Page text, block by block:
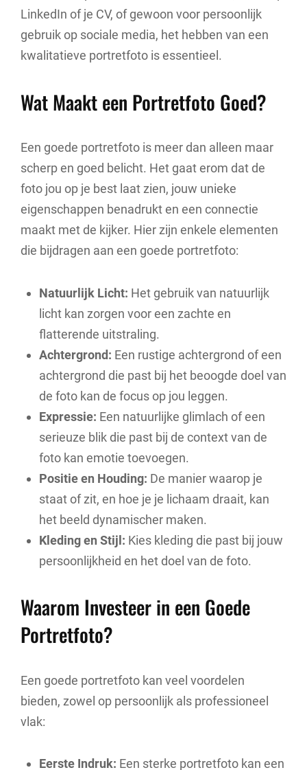
LinkedIn of je CV, of gewoon voor persoonlijk
gebruik op sociale media, het hebben van een
kwalitatieve portretfoto is essentieel.
Wat Maakt een Portretfoto Goed?
Een goede portretfoto is meer dan alleen maar
scherp en goed belicht. Het gaat erom dat de
foto jou op je best laat zien, jouw unieke
eigenschappen benadrukt en een connectie
maakt met de kijker. Hier zijn enkele elementen
die bijdragen aan een goede portretfoto:
Natuurlijk Licht: Het gebruik van natuurlijk
licht kan zorgen voor een zachte en
flatterende uitstraling.
Achtergrond: Een rustige achtergrond of een
achtergrond die past bij het beoogde doel van
de foto kan de focus op jou leggen.
Expressie: Een natuurlijke glimlach of een
serieuze blik die past bij de context van de
foto kan emotie toevoegen.
Positie en Houding: De manier waarop je
staat of zit, en hoe je je lichaam draait, kan
het beeld dynamischer maken.
Kleding en Stijl: Kies kleding die past bij jouw
persoonlijkheid en het doel van de foto.
Waarom Investeer in een Goede
Portretfoto?
Een goede portretfoto kan veel voordelen
bieden, zowel op persoonlijk als professioneel
vlak:
Eerste Indruk: Een sterke portretfoto kan een